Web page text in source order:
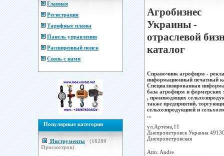
Главная
Регистрация
Тарифные планы
Панель управления
Расширенный поиск
Связь с нами
Популярные категории
Инструменты (16289
Просмотров)
Агробизнес
Украины -
отраслевой
каталог
Справочник агрофирм -
информационный печатный
Специализированная
база агрофирм и фермерских
, производящих
также предприятий,
сельхозпродукцией и
...
ул.Артема,11
Днепропетровск Украина
Днепропетровская
Attn: Andre